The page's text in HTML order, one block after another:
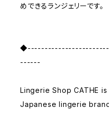
めできるランジェリーです。
------
Lingerie Shop CATHE
Japanese lingerie